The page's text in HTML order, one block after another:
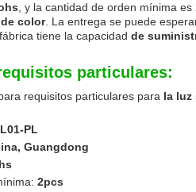
PRESENTACIóN
, y la cantidad de orden mínima
color. La entrega se puede
fábrica tiene la capacidad de
particulares:
requisitos particulares para la luz
PL
Guangdong
2pcs